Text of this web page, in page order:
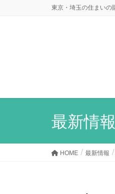
東京・埼玉の住まいの
最新情報
HOME 最新情報